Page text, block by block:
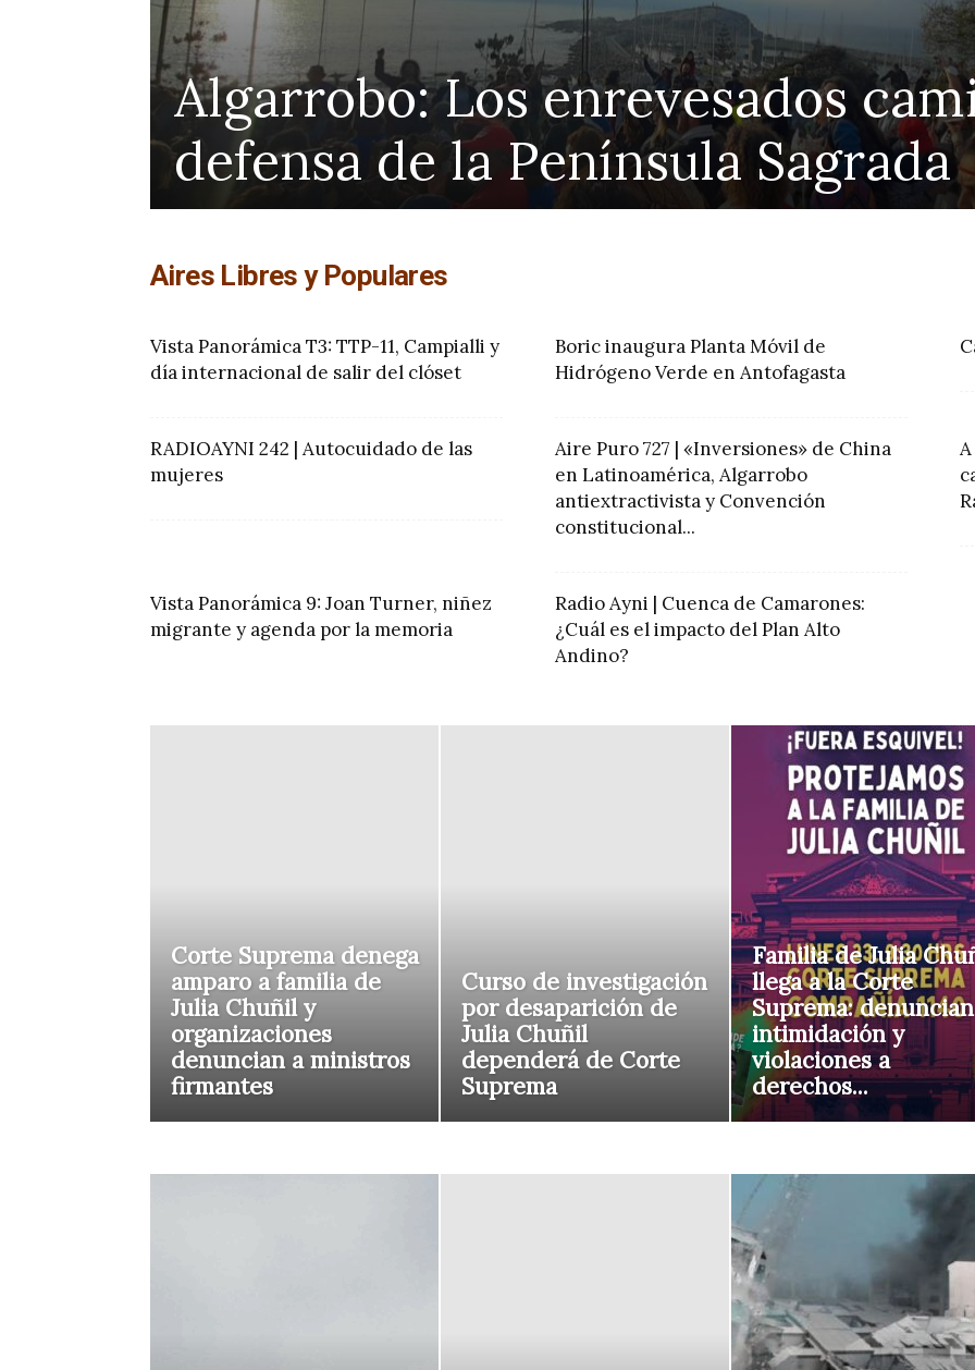
Colegio de profesores impulsan
protección a docentes a un
de Katherine Yoma
Aires Libres y Populares
Vista Panorámica T3: TTP-11, Campialli y
día internacional de salir del clóset
Boric inaugura Planta Móvil de
Hidrógeno Verde en Antofagasta
RADIOAYNI 242 | Autocuidado de las
mujeres
Aire Puro 727 | «Inversiones» de China
en Latinoamérica, Algarrobo
antiextractivista y Convención
constitucional...
Vista Panorámica 9: Joan Turner, niñez
migrante y agenda por la memoria
Radio Ayni | Cuenca de Camarones:
¿Cuál es el impacto del Plan Alto
Andino?
Corte Suprema denega
amparo a familia de
Julia Chuñil y
organizaciones
denuncian a ministros
firmantes
Curso de investigación
por desaparición de
Julia Chuñil
dependerá de Corte
Suprema
Familia de Julia
llega a la Corte
Suprema: denuncian
intimidación y
violaciones a
derechos...